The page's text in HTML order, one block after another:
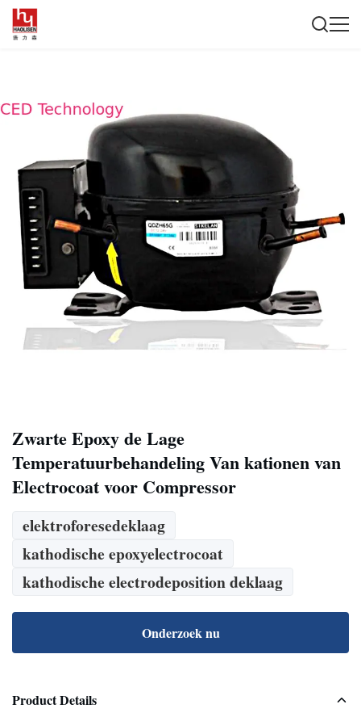
Zwarte Epoxy de Lage
Temperatuurbehandeling Van kationen van
Electrocoat voor Compressor
elektroforesedeklaag
kathodische epoxyelectrocoat
kathodische electrodeposition deklaag
Onderzoek nu
Product Details